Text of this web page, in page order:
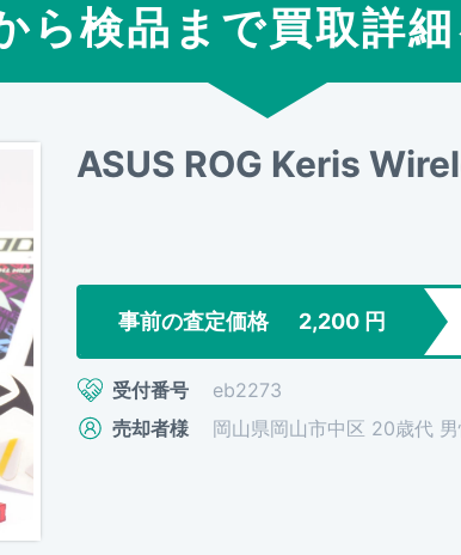
ら検品まで買取詳
ASUS ROG Keris
事前の査定価格 2,200円
受付番号
eb2273
売却者様
岡山県岡山市中区 20歳代